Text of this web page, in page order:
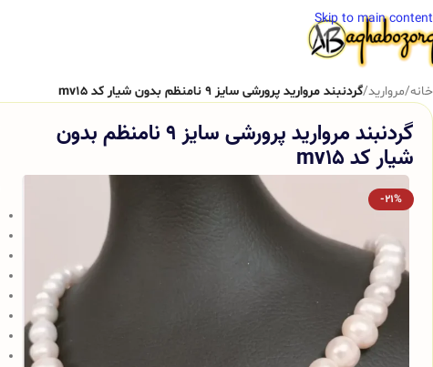
Skip to main content
خانه/مروارید/گردنبند مروارید پرورشی سایز 9 نامنظم بدون شیار کد mv15
گردنبند مروارید پرورشی سایز 9 نامنظم بدون
شیار کد mv15
-21%